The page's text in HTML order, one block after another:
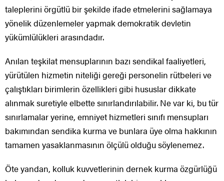
taleplerini örgütlü bir şekilde ifade etmelerini sağlamaya
yönelik düzenlemeler yapmak demokratik devletin
yükümlülükleri arasındadır.
Anılan teşkilat mensuplarının bazı sendikal faaliyetleri,
yürütülen hizmetin niteliği gereği personelin rütbeleri ve
çalıştıkları birimlerin özellikleri gibi hususlar dikkate
alınmak suretiyle elbette sınırlandırılabilir. Ne var ki, bu tür
sınırlamalar yerine, emniyet hizmetleri sınıfı mensupları
bakımından sendika kurma ve bunlara üye olma hakkının
tamamen yasaklanmasının ölçülü olduğu söylenemez.
Öte yandan, kolluk kuvvetlerinin dernek kurma özgürlüğü